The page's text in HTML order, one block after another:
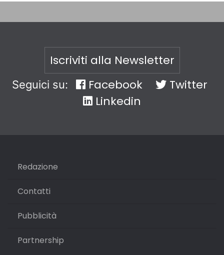
Iscriviti alla Newsletter
Seguici su: Facebook
Twitter
Linkedin
Redazione
Contatti
Pubblicità
Partnership